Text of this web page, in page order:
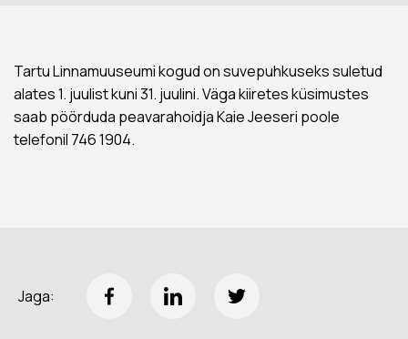
Tartu Linnamuuseumi kogud on suvepuhkuseks suletud
alates 1. juulist kuni 31. juulini. Väga kiiretes küsimustes
saab pöörduda peavarahoidja Kaie Jeeseri poole
telefonil 746 1904.
Jaga: